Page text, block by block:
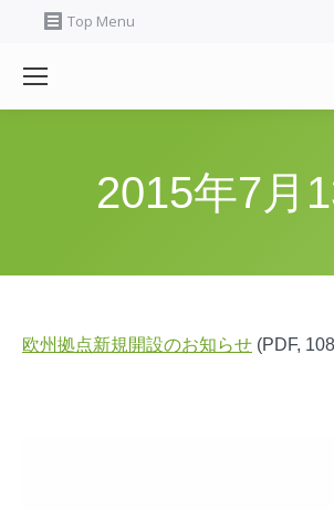
Top Menu
2015年7月
欧州拠点新規開設のお知らせ (PDF,